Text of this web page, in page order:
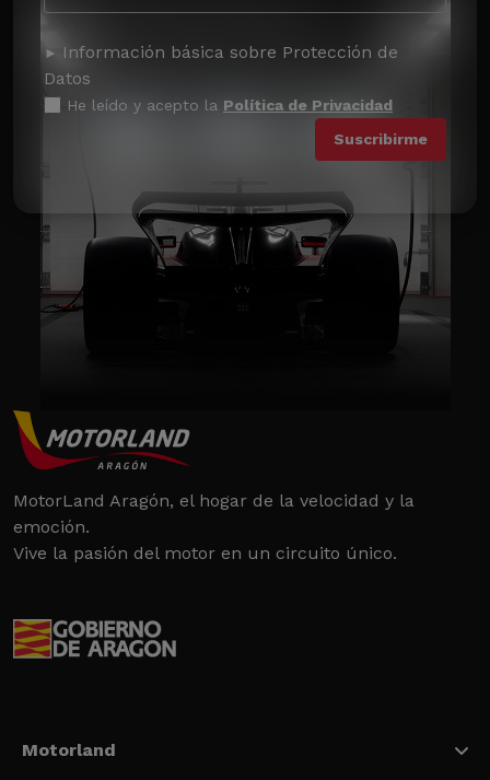
Información básica sobre Protección de
Datos
He leído y acepto la Política de Privacidad
MotorLand Aragón, el hogar de la velocidad y la
emoción.
Vive la pasión del motor en un circuito único.
Motorland